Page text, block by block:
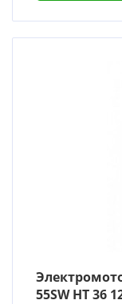
55SW HT 36